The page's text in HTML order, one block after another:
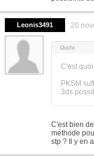
Leonis3491 20
C'est
PKSM
3ds
C'est bien
méthode
stp ? Il y en